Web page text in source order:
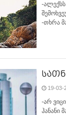
-ალექსს
-თხრა
19-03-
-არ
ჰანანი